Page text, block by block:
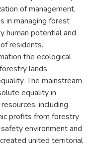
of management,
in managing forest
human potential and
residents.
the ecological
lands
The mainstream
equality in
including
profits from forestry
environment and
united territorial